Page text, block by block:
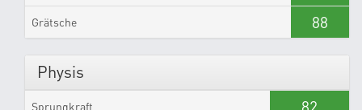
Grätsche 88
Physis
Sprungkraft